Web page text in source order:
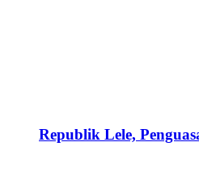
Republik Lele,